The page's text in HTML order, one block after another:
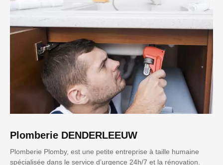
Plomberie DENDERLEEUW
Plomberie Plomby, est une petite entreprise à taille humaine
spécialisée dans le service d’urgence 24h/7 et la rénovation.